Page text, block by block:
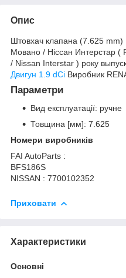
Опис
Штовхач клапана (7.625
Мовано / Ніссан Интерстар (
/ Nissan Interstar ) року
Двигун 1.9 dCi Виробник
Параметри
Вид експлуатації: ручне
Товщина [мм]: 7.625
Номери виробників
FAI AutoParts :
BFS186S
NISSAN : 7700102352
Приховати
Характеристики
Основні